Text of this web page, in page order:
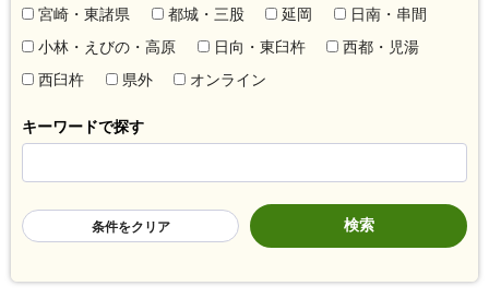
宮崎・東諸県
都城・三股 延岡
日南・串間
小林・えびの・高原
日向・東臼杵
西都・児湯
西臼杵
県外 オンライン
キーワードで探す
条件をクリア